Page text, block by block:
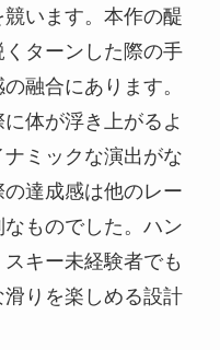
います。本作の醍
ターンした際の手
融合にあります。
体が浮き上がるよ
ミックな演出がな
達成感は他のレー
ものでした。ハン
キー未経験者でも
りを楽しめる設計